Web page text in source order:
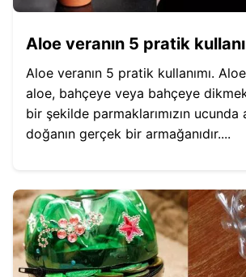
Aloe veranın 5 pratik
Aloe veranın 5 pratik kullanımı.
aloe, bahçeye veya bahçeye
bir şekilde parmaklarımızın
doğanın gerçek bir armağanıdır....